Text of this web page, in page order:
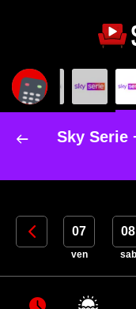
Sky Serie
06 07
ven
08
sab